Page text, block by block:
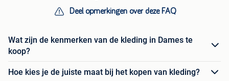
Deel opmerkingen over deze FAQ
Wat zijn de kenmerken van de kleding in Dames te
koop?
Hoe kies je de juiste maat bij het kopen van kleding?